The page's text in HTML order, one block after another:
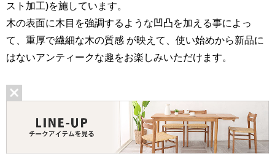
スト加工)を施しています。
木の表面に木目を強調するような凹凸を加える事によっ
て、重厚で繊細な木の質感 が映えて、使い始めから新品に
はないアンティークな趣をお楽しみいただけます。